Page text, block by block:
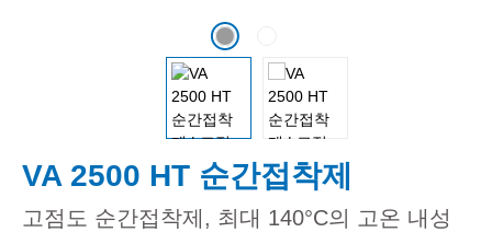
VA 2500 HT 순간접착제
고점도 순간접착제, 최대 140°C의 고온 내성